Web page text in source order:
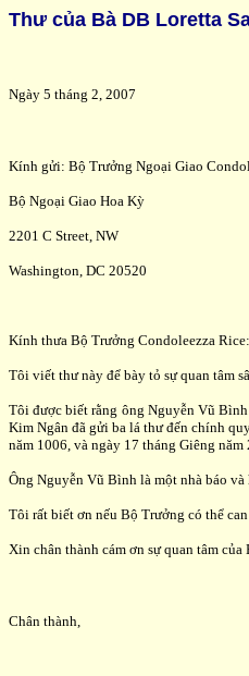
Thư của Bà DB Loretta
Ngày 5 tháng 2, 2007
Kính gửi: Bộ Trưởng Ngoại Giao
Bộ Ngoại Giao Hoa Kỳ
2201 C Street, NW
Washington, DC 20520
Kính thưa Bộ Trưởng Condoleezza Rice:
Tôi viết thư này để bày tỏ sự quan tâm
Tôi được biết rằng ông Nguyễn Vũ
Kim Ngân đã gửi ba lá thư đến chính
năm 1006, và ngày 17 tháng Giêng năm
Ông Nguyễn Vũ Bình là một nhà báo
Tôi rất biết ơn nếu Bộ Trưởng có thể
Xin chân thành cám ơn sự quan tâm
Chân thành,